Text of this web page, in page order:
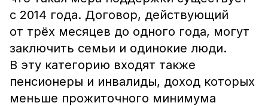
с 2014 года. Договор, действующий
от трёх месяцев до одного года, могут
заключить семьи и одинокие люди.
В эту категорию входят также
пенсионеры и инвалиды, доход которых
меньше прожиточного минимума